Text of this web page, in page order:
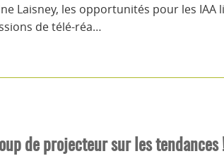
Laisney, les opportunités pour les
de télé-réa…
de projecteur sur les tendances